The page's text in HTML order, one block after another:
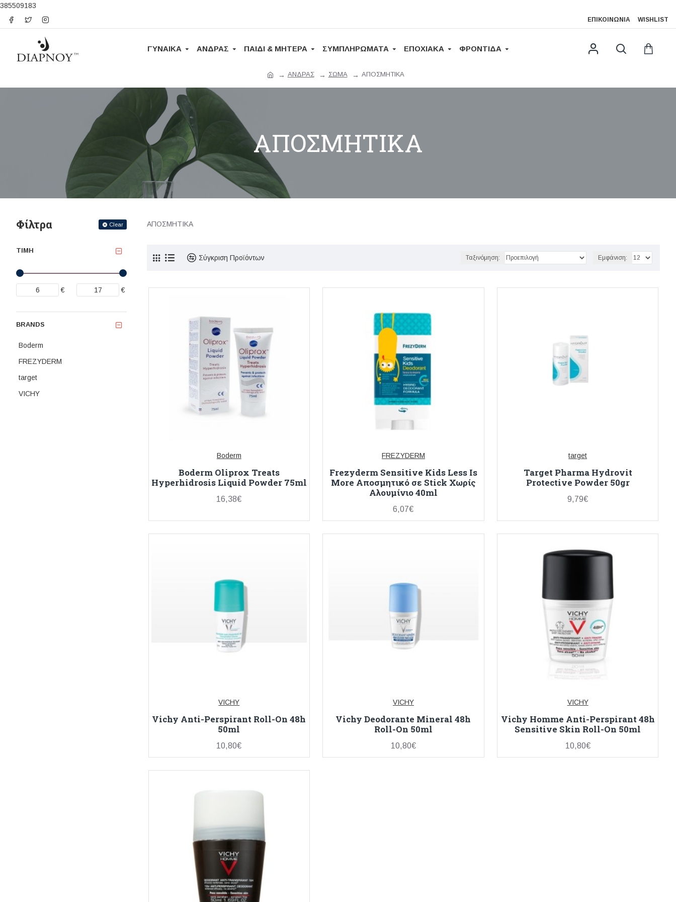
385509183
ΕΠΙΚΟΙΝΩΝΊΑ WISHLIST
ΓΥΝΑΙΚΑ ΑΝΔΡΑΣ ΠΑΙΔΙ & ΜΗΤΕΡΑ ΣΥΜΠΛΗΡΩΜΑΤΑ ΕΠΟΧΙΑΚΑ ΦΡΟΝΤΙΔΑ
ΑΝΔΡΑΣ ΣΩΜΑ ΑΠΟΣΜΗΤΙΚΑ
ΑΠΟΣΜΗΤΙΚΑ
Φίλτρα Clear
ΤΙΜΉ
€ €
BRANDS
Boderm
FREZYDERM
target
VICHY
ΑΠΟΣΜΗΤΙΚΑ
Σύγκριση Προϊόντων Ταξινόμηση: Εμφάνιση:
Boderm
Boderm Oliprox Treats
Hyperhidrosis Liquid Powder 75ml
16,38€
FREZYDERM
Frezyderm Sensitive Kids Less Is
More Αποσμητικό σε Stick Χωρίς
Αλουμίνιο 40ml
6,07€
target
Target Pharma Hydrovit
Protective Powder 50gr
9,79€
VICHY
Vichy Anti-Perspirant Roll-On 48h
50ml
10,80€
VICHY
Vichy Deodorante Mineral 48h
Roll-On 50ml
10,80€
VICHY
Vichy Homme Anti-Perspirant 48h
Sensitive Skin Roll-On 50ml
10,80€